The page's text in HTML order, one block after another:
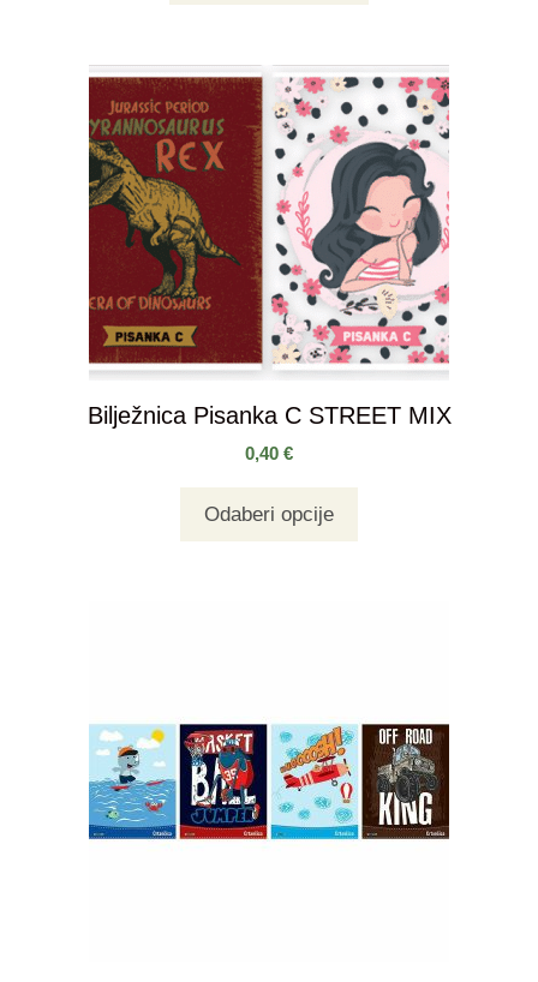
Bilježnica Pisanka C STREET MIX
0,40 €
Odaberi opcije